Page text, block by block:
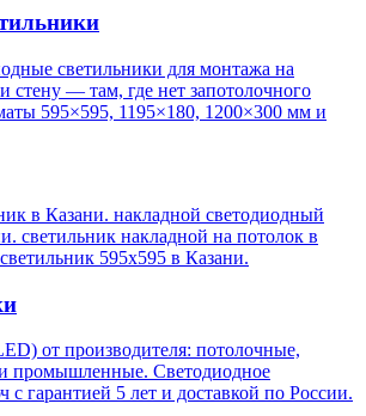
светильники для монтажа на
стену — там, где нет запотолочного
595×595, 1195×180, 1200×300 мм и
в Казани. накладной светодиодный
светильник накладной на потолок в
595х595 в Казани.
от производителя: потолочные,
промышленные. Светодиодное
с гарантией 5 лет и доставкой по России.